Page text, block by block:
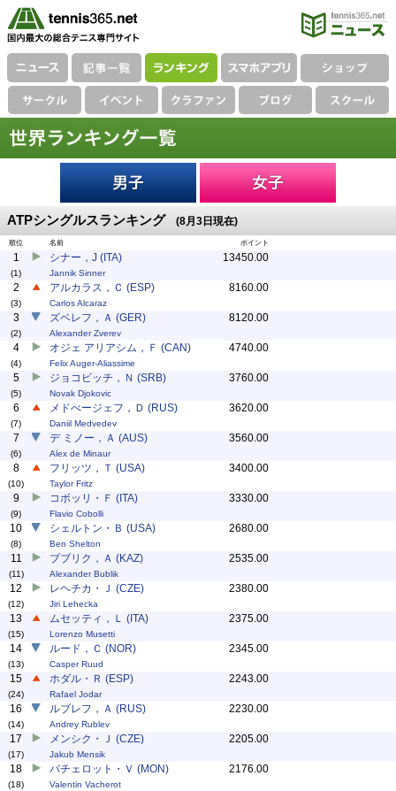
ATPシングルスランキング (8月3日現在)
順位 名前 ポイント
1
(1)
シナー，J (ITA)
Jannik Sinner
13450.00
2
(3)
アルカラス，Ｃ (ESP)
Carlos Alcaraz
8160.00
3
(2)
ズベレフ，Ａ (GER)
Alexander Zverev
8120.00
4
(4)
オジェ アリアシム，Ｆ (CAN)
Felix Auger-Aliassime
4740.00
5
(5)
ジョコビッチ，Ｎ (SRB)
Novak Djokovic
3760.00
6
(7)
メドべージェフ，Ｄ (RUS)
Daniil Medvedev
3620.00
7
(6)
デ ミノー，Ａ (AUS)
Alex de Minaur
3560.00
8
(10)
フリッツ，Ｔ (USA)
Taylor Fritz
3400.00
9
(9)
コボッリ・Ｆ (ITA)
Flavio Cobolli
3330.00
10
(8)
シェルトン・Ｂ (USA)
Ben Shelton
2680.00
11
(11)
ブブリク，Ａ (KAZ)
Alexander Bublik
2535.00
12
(12)
レヘチカ・Ｊ (CZE)
Jiri Lehecka
2380.00
13
(15)
ムセッティ，Ｌ (ITA)
Lorenzo Musetti
2375.00
14
(13)
ルード，Ｃ (NOR)
Casper Ruud
2345.00
15
(24)
ホダル・Ｒ (ESP)
Rafael Jodar
2243.00
16
(14)
ルブレフ，Ａ (RUS)
Andrey Rublev
2230.00
17
(17)
メンシク・Ｊ (CZE)
Jakub Mensik
2205.00
18
(18)
バチェロット・Ｖ (MON)
Valentin Vacherot
2176.00